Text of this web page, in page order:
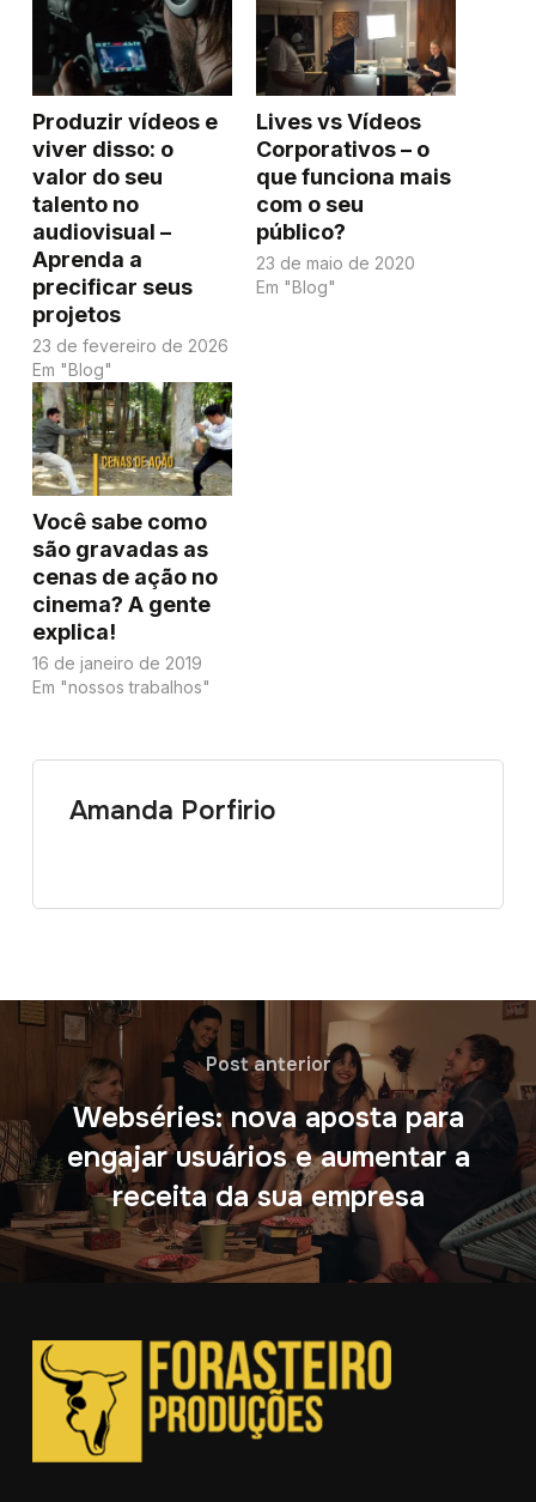
Produzir vídeos e
viver disso: o
valor do seu
talento no
audiovisual –
Aprenda a
precificar seus
projetos
23 de fevereiro de 2026
Em "Blog"
Lives vs Vídeos
Corporativos – o
que funciona mais
com o seu
público?
23 de maio de 2020
Em "Blog"
Você sabe como
são gravadas as
cenas de ação no
cinema? A gente
explica!
16 de janeiro de 2019
Em "nossos trabalhos"
Amanda Porfirio
Post anterior
Webséries: nova aposta para
engajar usuários e aumentar a
receita da sua empresa